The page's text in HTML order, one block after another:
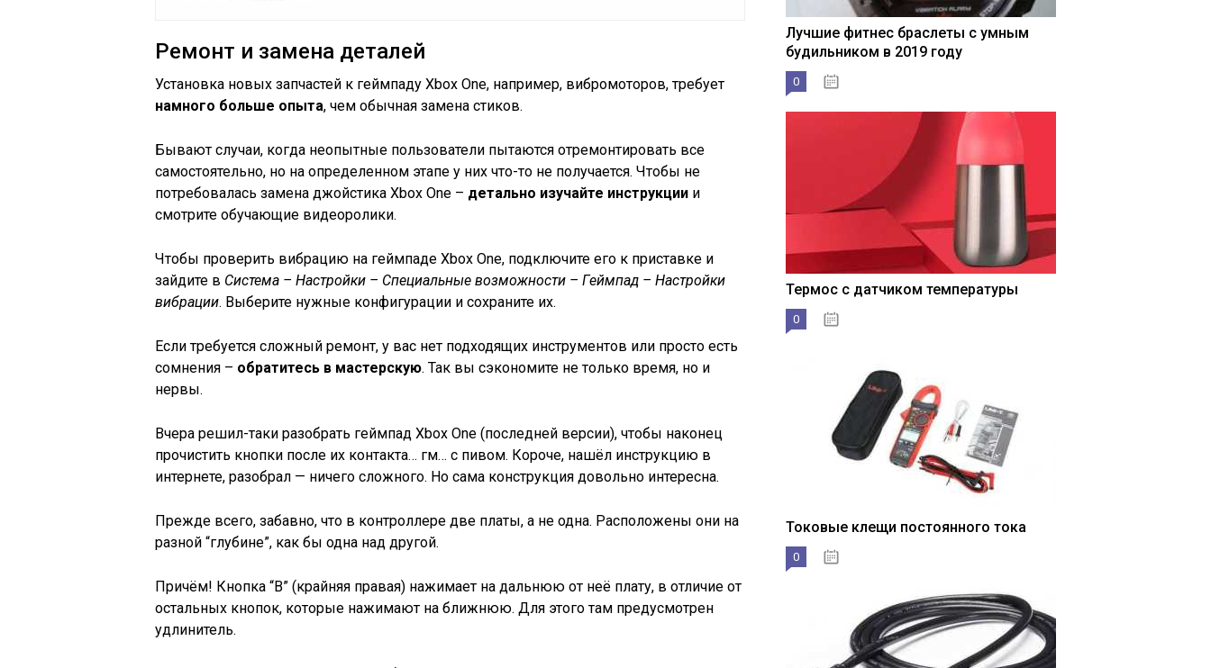
Ремонт и замена деталей
Установка новых запчастей к геймпаду Xbox One, например, вибромоторов, требует
намного больше опыта, чем обычная замена стиков.
Бывают случаи, когда неопытные пользователи пытаются отремонтировать все
самостоятельно, но на определенном этапе у них что-то не получается. Чтобы не
потребовалась замена джойстика Xbox One – детально изучайте инструкции и
смотрите обучающие видеоролики.
Чтобы проверить вибрацию на геймпаде Xbox One, подключите его к приставке и
зайдите в Система – Настройки – Специальные возможности – Геймпад – Настройки
вибрации. Выберите нужные конфигурации и сохраните их.
Если требуется сложный ремонт, у вас нет подходящих инструментов или просто есть
сомнения – обратитесь в мастерскую. Так вы сэкономите не только время, но и
нервы.
Вчера решил-таки разобрать геймпад Xbox One (последней версии), чтобы наконец
прочистить кнопки после их контакта… гм… с пивом. Короче, нашёл инструкцию в
интернете, разобрал — ничего сложного. Но сама конструкция довольно интересна.
Прежде всего, забавно, что в контроллере две платы, а не одна. Расположены они на
разной “глубине”, как бы одна над другой.
Причём! Кнопка “B” (крайняя правая) нажимает на дальнюю от неё плату, в отличие от
остальных кнопок, которые нажимают на ближнюю. Для этого там предусмотрен
удлинитель.
Лучшие фитнес браслеты с умным
будильником в 2019 году
0
Термос с датчиком температуры
0
Токовые клещи постоянного тока
0